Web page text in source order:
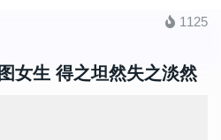
1125
女生 得之坦然失之淡然